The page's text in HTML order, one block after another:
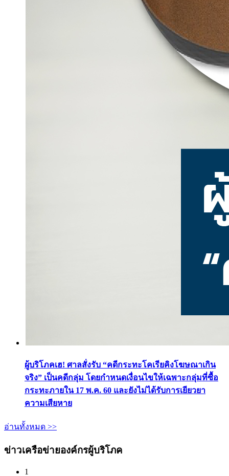
ผู้บริโภคเฮ! ศาลสั่งรับ “คดีกระทะโคเรียคิงโฆษณาเกิน
จริง” เป็นคดีกลุ่ม โดยกำหนดเงื่อนไขให้เฉพาะกลุ่มที่ซื้อ
กระทะภายใน 17 พ.ค. 60 และยังไม่ได้รับการเยียวยา
ความเสียหาย
อ่านทั้งหมด >>
ข่าวเครือข่ายองค์กรผู้บริโภค
1